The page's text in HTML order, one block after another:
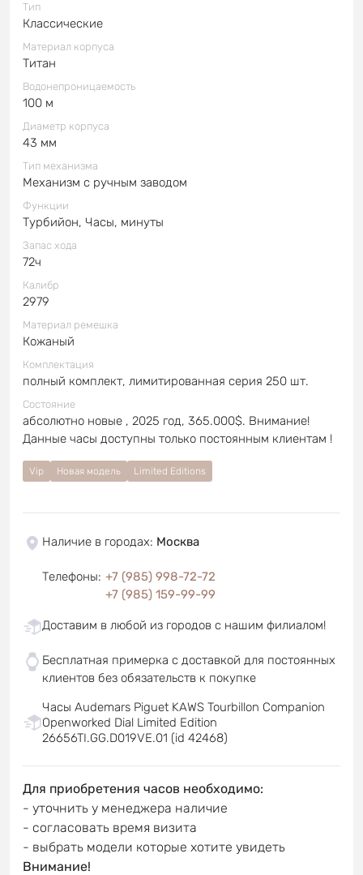
Тип
Классические
Материал корпуса
Титан
Водонепроницаемость
100 м
Диаметр корпуса
43 мм
Тип механизма
Механизм с ручным заводом
Функции
Турбийон, Часы, минуты
Запас хода
72ч
Калибр
2979
Материал ремешка
Кожаный
Комплектация
полный комплект, лимитированная серия 250 шт.
Состояние
абсолютно новые , 2025 год, 365.000$. Внимание!
Данные часы доступны только постоянным клиентам !
Vip Новая модель Limited Editions
Наличие в городах: Москва
Телефоны: +7 (985) 998-72-72
+7 (985) 159-99-99
Доставим в любой из городов с нашим филиалом!
Бесплатная примерка с доставкой для постоянных
клиентов без обязательств к покупке
Часы Audemars Piguet KAWS Tourbillon Companion
Openworked Dial Limited Edition
26656TI.GG.D019VE.01 (id 42468)
Для приобретения часов необходимо:
- уточнить у менеджера наличие
- согласовать время визита
- выбрать модели которые хотите увидеть
Внимание!